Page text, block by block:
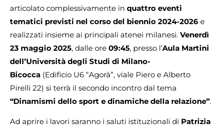
articolato complessivamente in quattro eventi
tematici previsti nel corso del biennio 2024-2026 e
realizzati insieme ai principali atenei milanesi. Venerdì
23 maggio 2025, dalle ore 09:45, presso l’Aula Martini
dell’Università degli Studi di Milano-
Bicocca (Edificio U6 “Agorà”, viale Piero e Alberto
Pirelli 22) si terrà il secondo incontro dal tema
“Dinamismi dello sport e dinamiche della relazione”.
Ad aprire i lavori saranno i saluti istituzionali di Patrizia